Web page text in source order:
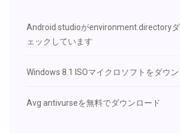
Android studioがenvironment.directory
ェックしています
Windows 8.1 ISOマイクロソフトをダウ
Avg antivurseを無料でダウンロード